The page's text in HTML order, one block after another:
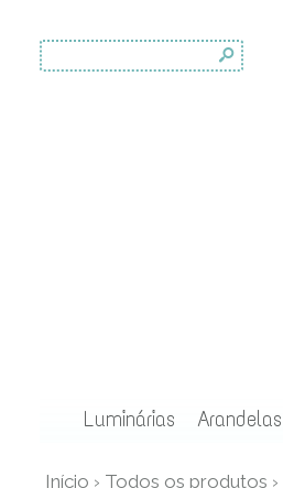
s
Luminárias Arandelas
Início › Todos os produtos ›